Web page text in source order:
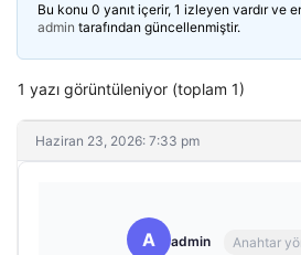
Bu konu 0 yanıt içerir, 1 izleyen vardır ve
admin tarafından güncellenmiştir.
1 yazı görüntüleniyor (toplam 1)
Haziran 23, 2026: 7:33 pm
A admin Anahtar